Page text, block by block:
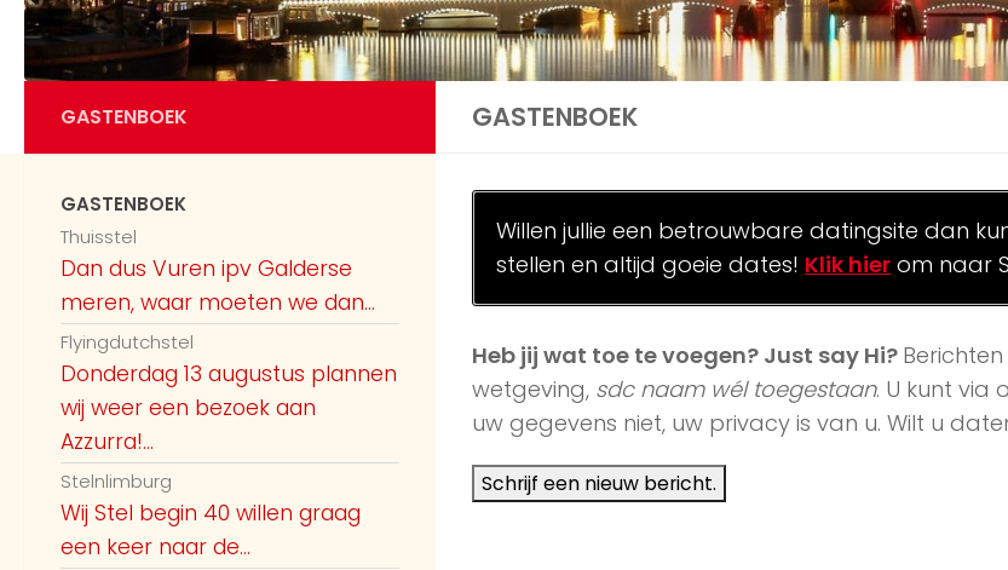
GASTENBOEK
Willen jullie een betrouwbare datingsite dan
stellen en altijd goeie dates! Klik hier om naar
Heb jij wat toe te voegen? Just say Hi?
wetgeving, sdc naam wél toegestaan. U kunt via
uw gegevens niet, uw privacy is van u. Wilt u
GASTENBOEK
GASTENBOEK
Thuisstel
Dan dus Vuren ipv Galderse
meren, waar moeten we dan...
Flyingdutchstel
Donderdag 13 augustus plannen
wij weer een bezoek aan
Azzurra!...
Stelnlimburg
Wij Stel begin 40 willen graag
een keer naar de...